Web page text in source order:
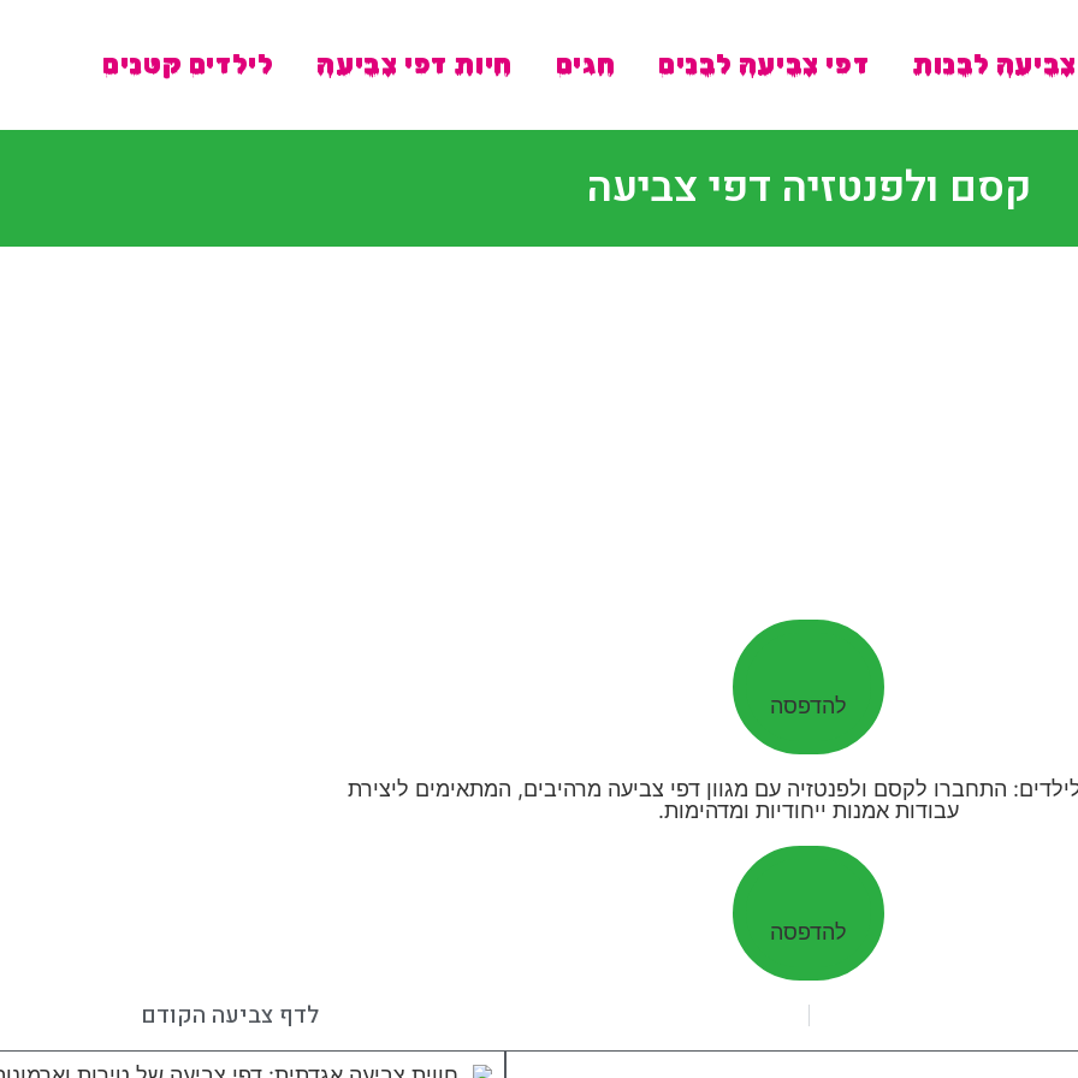
לבנות דפי צביעה לבנים חגים חיות דפי צביעה לילדים קטנים
קסם ולפנטזיה דפי צביעה
להדפסה
להדפסה
לדף צביעה הקודם